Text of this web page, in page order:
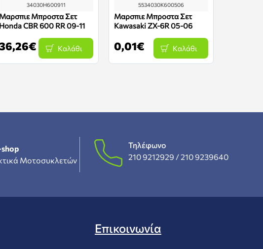
34030H600911
Μαρσπιε Μπροστα Σετ
Honda CBR 600 RR 09-11
Καλάθι
5534030K600506
Μαρσπιε Μπροστα Σετ
Kawasaki ZX-6R 05-06
0,01€ Καλάθι
Μοτοσυκλετών
Τηλέφωνο
210 9212929 /210 9239640
Επικοινωνία